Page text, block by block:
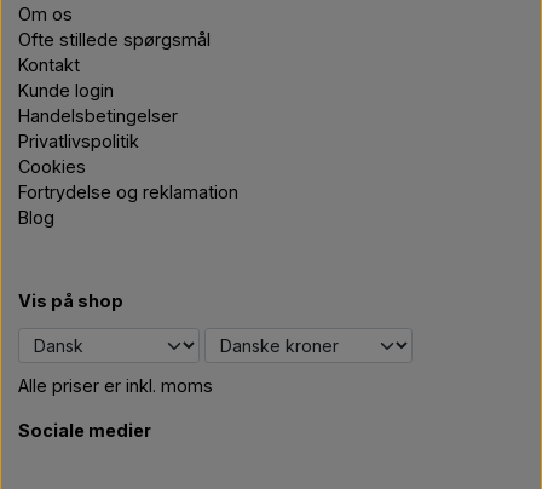
Om os
Ofte stillede spørgsmål
Kontakt
Kunde login
Handelsbetingelser
Privatlivspolitik
Cookies
Fortrydelse og reklamation
Blog
Vis på shop
Alle priser er inkl. moms
Sociale medier